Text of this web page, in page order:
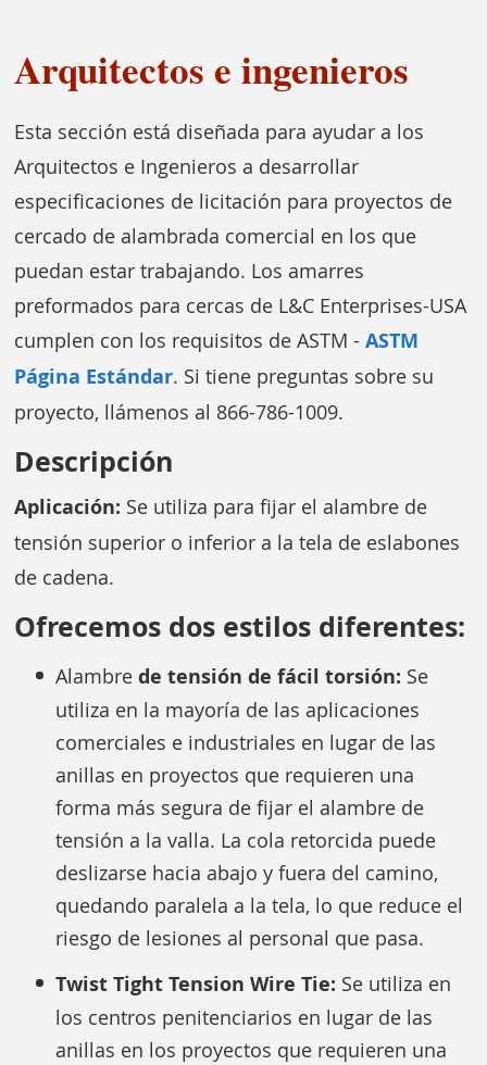
Arquitectos e ingenieros
Esta sección está diseñada para ayudar a los
Arquitectos e Ingenieros a desarrollar
especificaciones de licitación para proyectos de
cercado de alambrada comercial en los que
puedan estar trabajando. Los amarres
preformados para cercas de L&C Enterprises-USA
cumplen con los requisitos de ASTM -ASTM
Página Estándar. Si tiene preguntas sobre su
proyecto, llámenos al 866-786-1009.
Descripción
Aplicación: Se utiliza para fijar el alambre de
tensión superior o inferior a la tela de eslabones
de cadena.
Ofrecemos dos estilos diferentes:
Alambrede tensión de fácil torsión: Se
utiliza en la mayoría de las aplicaciones
comerciales e industriales en lugar de las
anillas en proyectos que requieren una
forma más segura de fijar el alambre de
tensión a la valla. La cola retorcida puede
deslizarse hacia abajo y fuera del camino,
quedando paralela a la tela, lo que reduce el
riesgo de lesiones al personal que pasa.
Twist Tight Tension Wire Tie: Se utiliza en
los centros penitenciarios en lugar de las
anillas en los proyectos que requieren una